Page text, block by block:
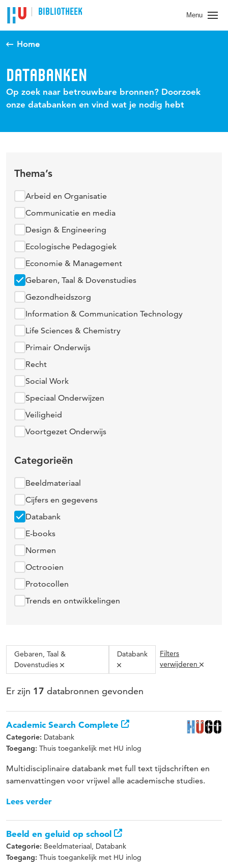
BIBLIOTHEEK Menu
Home
DATABANKEN
Op zoek naar betrouwbare bronnen? Doorzoek
onze databanken en vind wat je nodig hebt
Thema’s
Arbeid en Organisatie
Communicatie en media
Design & Engineering
Ecologische Pedagogiek
Economie & Management
Gebaren, Taal & Dovenstudies
Gezondheidszorg
Information & Communication Technology
Life Sciences & Chemistry
Primair Onderwijs
Recht
Social Work
Speciaal Onderwijzen
Veiligheid
Voortgezet Onderwijs
Categorieën
Beeldmateriaal
Cijfers en gegevens
Databank
E-books
Normen
Octrooien
Protocollen
Trends en ontwikkelingen
Gebaren, Taal &
Dovenstudies
Databank
Filters
verwijderen
Er zijn 17 databronnen gevonden
Academic Search Complete
Categorie: Databank
Toegang: Thuis toegankelijk met HU inlog
Multidisciplinaire databank met full text tijdschriften en
samenvattingen voor vrijwel alle academische studies.
Lees verder
Beeld en geluid op school
Categorie: Beeldmateriaal, Databank
Toegang: Thuis toegankelijk met HU inlog